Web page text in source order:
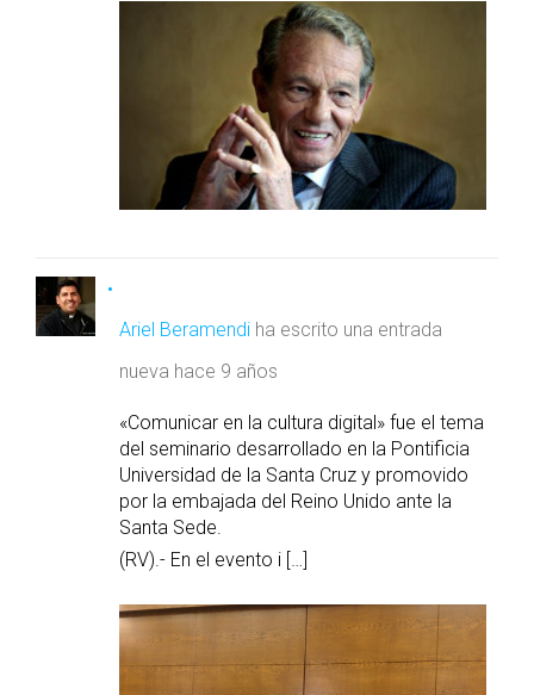
Ariel Beramendi ha escrito una entrada
nueva hace 9 años
«Comunicar en la cultura digital» fue el tema
del seminario desarrollado en la Pontificia
Universidad de la Santa Cruz y promovido
por la embajada del Reino Unido ante la
Santa Sede.
(RV).- En el evento i […]